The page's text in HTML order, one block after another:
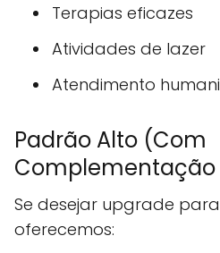
Terapias eficazes
Atividades de lazer
Atendimento
Padrão Alto (Com
Complementação
Se desejar upgrade
oferecemos: